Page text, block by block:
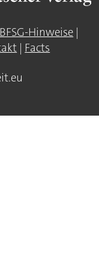
BFSG-Hinweise |
| Facts